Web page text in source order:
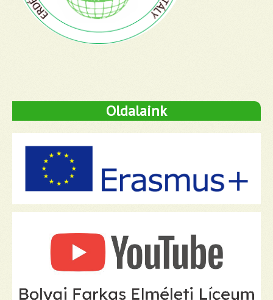
Oldalaink